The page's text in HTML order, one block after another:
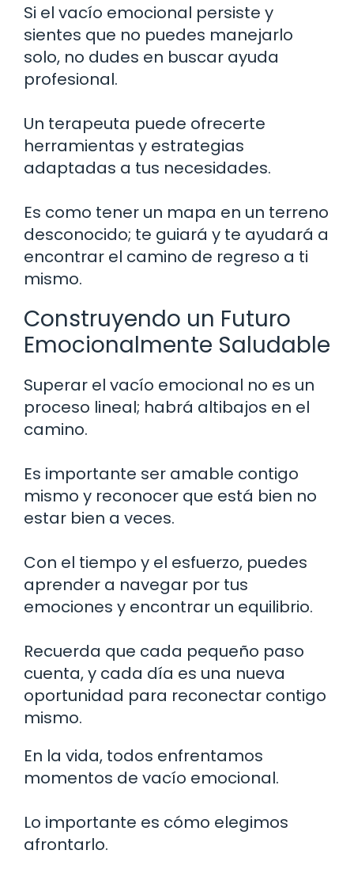
Si el vacío emocional persiste y
sientes que no puedes manejarlo
solo, no dudes en buscar ayuda
profesional.
Un terapeuta puede ofrecerte
herramientas y estrategias
adaptadas a tus necesidades.
Es como tener un mapa en un terreno
desconocido; te guiará y te ayudará a
encontrar el camino de regreso a ti
mismo.
Construyendo un Futuro
Emocionalmente Saludable
Superar el vacío emocional no es un
proceso lineal; habrá altibajos en el
camino.
Es importante ser amable contigo
mismo y reconocer que está bien no
estar bien a veces.
Con el tiempo y el esfuerzo, puedes
aprender a navegar por tus
emociones y encontrar un equilibrio.
Recuerda que cada pequeño paso
cuenta, y cada día es una nueva
oportunidad para reconectar contigo
mismo.
En la vida, todos enfrentamos
momentos de vacío emocional.
Lo importante es cómo elegimos
afrontarlo.